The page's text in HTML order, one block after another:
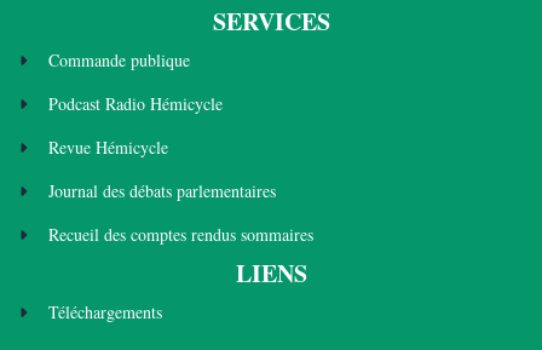
SERVICES
Commande publique
Podcast Radio Hémicycle
Revue Hémicycle
Journal des débats parlementaires
Recueil des comptes rendus sommaires
LIENS
Téléchargements